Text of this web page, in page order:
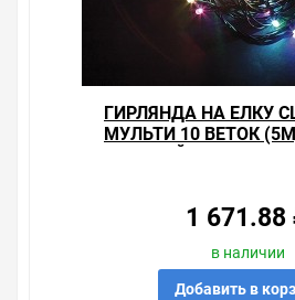
ГИРЛЯНДА НА ЕЛКУ
МУЛЬТИ 10 ВЕТОК
1 671.88
в наличии
Добавить в